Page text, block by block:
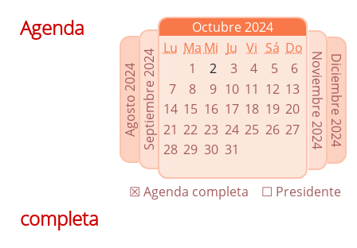
Grupos Políticos
Enlaces relacionados
Agenda de Presidencia
Plenos provinciales y Juntas de gobierno
Oficina de Proyectos Europeos
Agosto 2024Septiembre 2024
Octubre 2024
Lu Ma Mi Ju Vi Sá Do
1
2 3 4 5
6
7
8 9 10 11 12 13
14 15 16 17 18 19 20
21 22 23 24 25 26 27
28 29 30 31
Diciembre 2024
Noviembre 2024
☐ Presidente
☒ Agenda completa
Agenda
completa